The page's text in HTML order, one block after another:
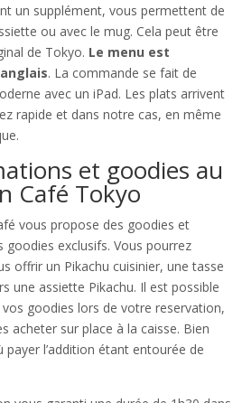
un supplément, vous permettent de
ou avec le mug. Cela peut être
de Tokyo. Le menu est
. La commande se fait de
avec un iPad. Les plats arrivent
rapide et dans notre cas, en même
et goodies au
Café Tokyo
vous propose des goodies et
exclusifs. Vous pourrez
offrir un Pikachu cuisinier, une tasse
une assiette Pikachu. Il est possible
goodies lors de votre reservation,
acheter sur place à la caisse. Bien
payer l’addition étant entourée de